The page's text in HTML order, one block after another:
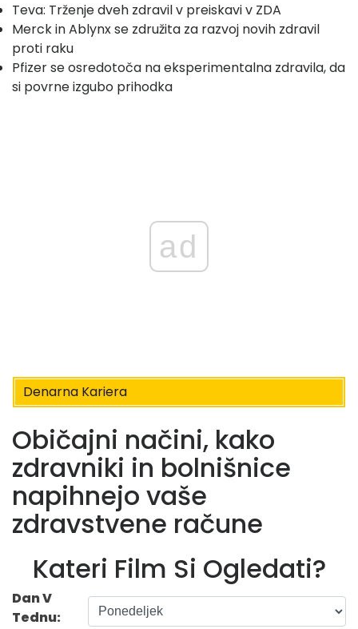
Teva: Trženje dveh zdravil v preiskavi v ZDA
Merck in Ablynx se združita za razvoj novih zdravil
proti raku
Pfizer se osredotoča na eksperimentalna zdravila, da
si povrne izgubo prihodka
ad
Denarna Kariera
Običajni načini, kako
zdravniki in bolnišnice
napihnejo vaše
zdravstvene račune
Kateri Film Si Ogledati?
Dan V
Tednu: